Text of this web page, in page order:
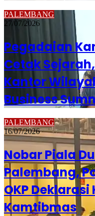
PALEMBANG
27/07/2026
Pegadaian
Cetak
Kantor
Business
PALEMBANG
16/07/2026
Nobar Piala
Palembang,
OKP
Kamtibmas